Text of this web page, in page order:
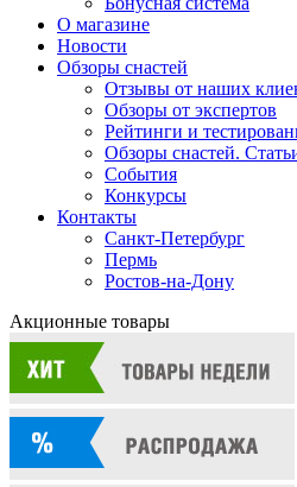
О магазине
Новости
Обзоры снастей
Отзывы от наших
Обзоры от экспертов
Рейтинги и
Обзоры снастей.
События
Конкурсы
Контакты
Санкт-Петербург
Пермь
Ростов-на-Дону
Акционные товары